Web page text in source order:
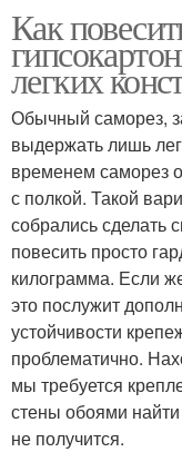
Как
легких
Обычный саморез,
выдержать лишь
временем саморез
с полкой. Такой
собрались сделать
повесить просто
килограмма. Если
это послужит
устойчивости
проблематично.
мы требуется
стены обоями
не получится.